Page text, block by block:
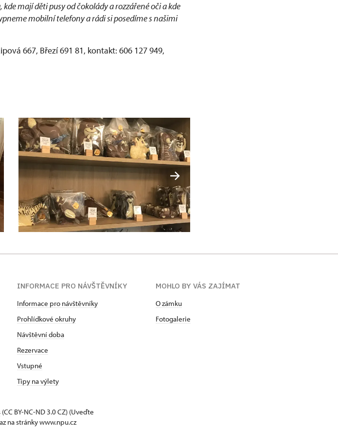
mají děti pusy od čokolády a rozzářené oči a kde
mobilní telefony a rádi si posedíme s našimi
667, Březí 691 81, kontakt: 606 127 949,
INFORMACE PRO NÁVŠTĚVNÍKY
Informace pro návštěvníky
Prohlídkové okruhy
Návštěvní doba
Rezervace
Vstupné
Tipy na výlety
MOHLO BY VÁS ZAJÍMAT
O zámku
Fotogalerie
(CC BY-NC-ND 3.0 CZ) (Uveďte
na stránky www.npu.cz